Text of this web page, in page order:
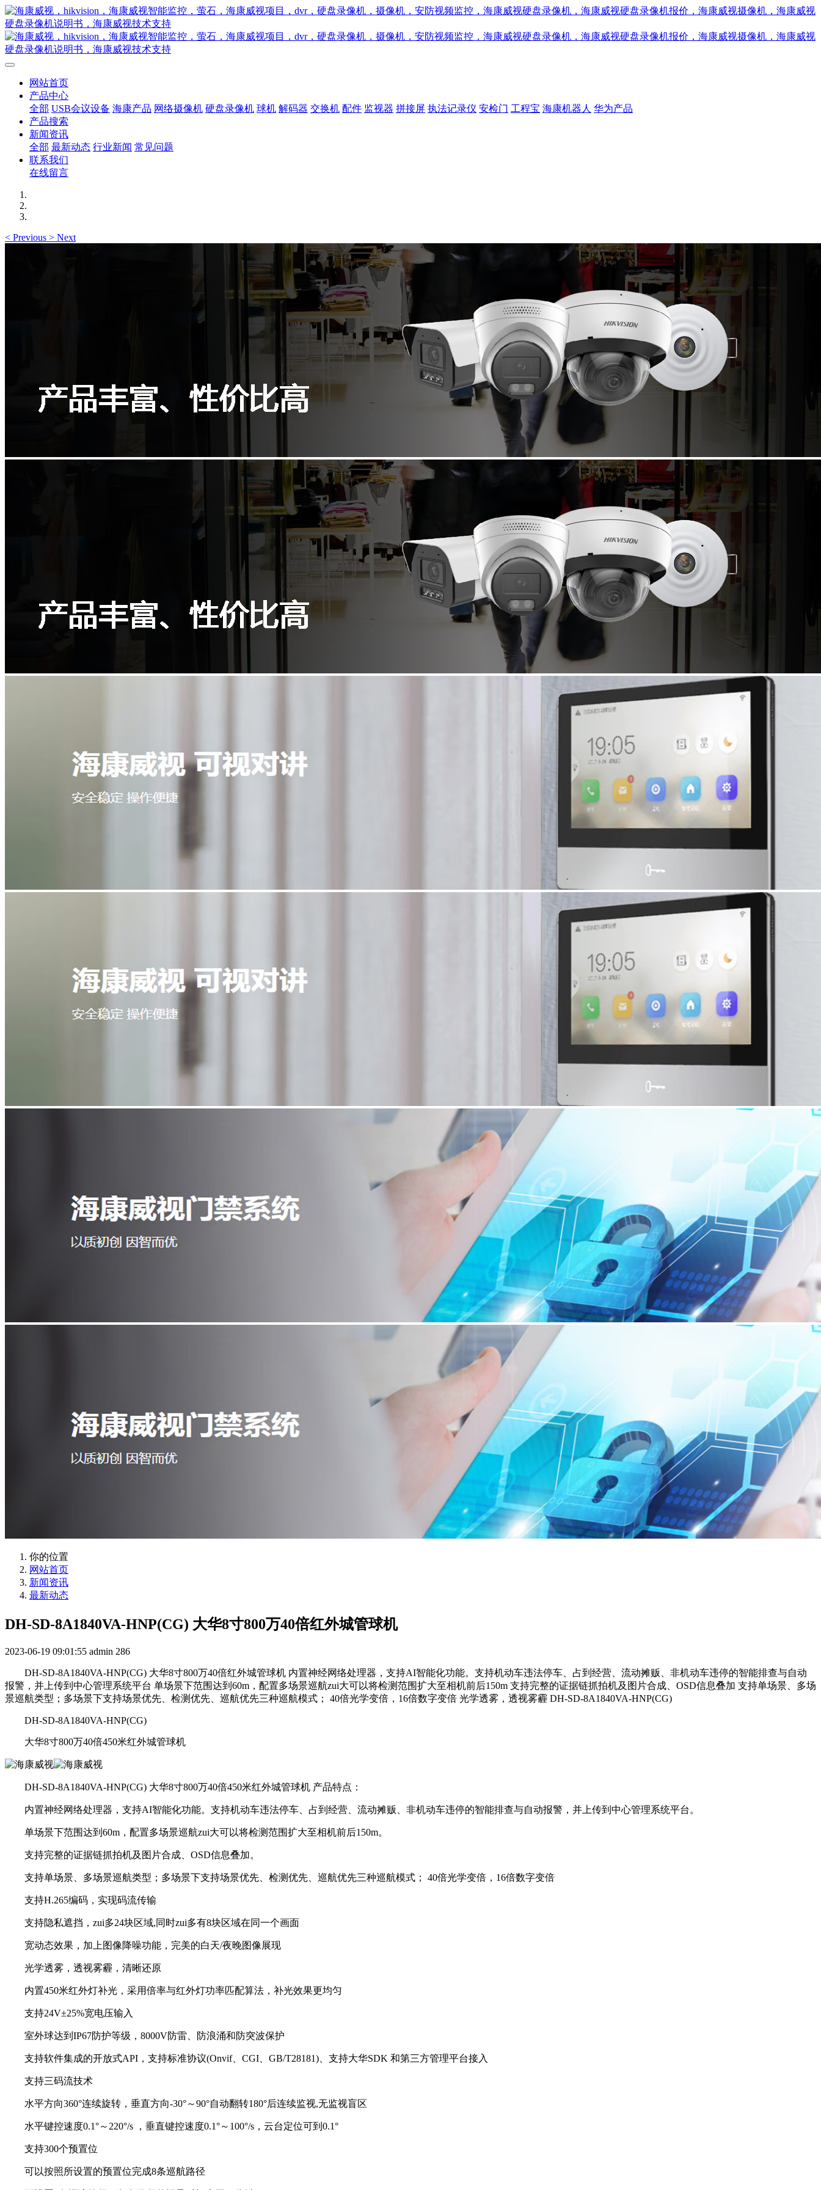
网站首页
产品中心
全部 USB会议设备 海康产品 网络摄像机 硬盘录像机 球机 解码器 交换机 配件 监视器 拼接屏 执法记录仪 安检门 工程宝 海康机器人 华为产品
产品搜索
新闻资讯
全部 最新动态 行业新闻 常见问题
联系我们
在线留言
< Previous > Next
你的位置
网站首页
新闻资讯
最新动态
DH-SD-8A1840VA-HNP(CG) 大华8寸800万40倍红外城管球机
2023-06-19 09:01:55 admin 286
DH-SD-8A1840VA-HNP(CG) 大华8寸800万40倍红外城管球机 内置神经网络处理器，支持AI智能化功能。支持机动车违法停车、占到经营、流动摊贩、非机动车违停的智能排查与自动
报警，并上传到中心管理系统平台 单场景下范围达到60m，配置多场景巡航zui大可以将检测范围扩大至相机前后150m 支持完整的证据链抓拍机及图片合成、OSD信息叠加 支持单场景、多场
景巡航类型；多场景下支持场景优先、检测优先、巡航优先三种巡航模式； 40倍光学变倍，16倍数字变倍 光学透雾，透视雾霾 DH-SD-8A1840VA-HNP(CG)
DH-SD-8A1840VA-HNP(CG)
大华8寸800万40倍450米红外城管球机
DH-SD-8A1840VA-HNP(CG) 大华8寸800万40倍450米红外城管球机 产品特点：
内置神经网络处理器，支持AI智能化功能。支持机动车违法停车、占到经营、流动摊贩、非机动车违停的智能排查与自动报警，并上传到中心管理系统平台。
单场景下范围达到60m，配置多场景巡航zui大可以将检测范围扩大至相机前后150m。
支持完整的证据链抓拍机及图片合成、OSD信息叠加。
支持单场景、多场景巡航类型；多场景下支持场景优先、检测优先、巡航优先三种巡航模式； 40倍光学变倍，16倍数字变倍
支持H.265编码，实现码流传输
支持隐私遮挡，zui多24块区域,同时zui多有8块区域在同一个画面
宽动态效果，加上图像降噪功能，完美的白天/夜晚图像展现
光学透雾，透视雾霾，清晰还原
内置450米红外灯补光，采用倍率与红外灯功率匹配算法，补光效果更均匀
支持24V±25%宽电压输入
室外球达到IP67防护等级，8000V防雷、防浪涌和防突波保护
支持软件集成的开放式API，支持标准协议(Onvif、CGI、GB/T28181)、支持大华SDK 和第三方管理平台接入
支持三码流技术
水平方向360°连续旋转，垂直方向-30°～90°自动翻转180°后连续监视,无监视盲区
水平键控速度0.1°～220°/s ，垂直键控速度0.1°～100°/s，云台定位可到0.1°
支持300个预置位
可以按照所设置的预置位完成8条巡航路径